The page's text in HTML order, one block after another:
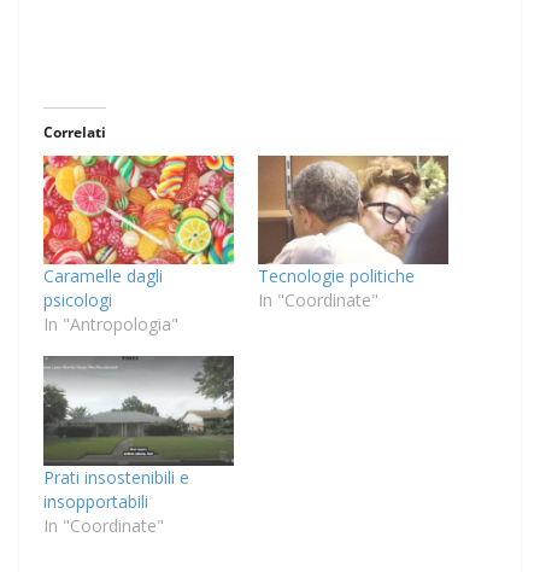
Correlati
Caramelle dagli
psicologi
In "Antropologia"
Tecnologie politiche
In "Coordinate"
Prati insostenibili e
insopportabili
In "Coordinate"